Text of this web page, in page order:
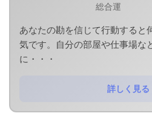
総合運
あなたの勘を信じて行動すると
気です。自分の部屋や仕事場な
に・・・
詳しく見る